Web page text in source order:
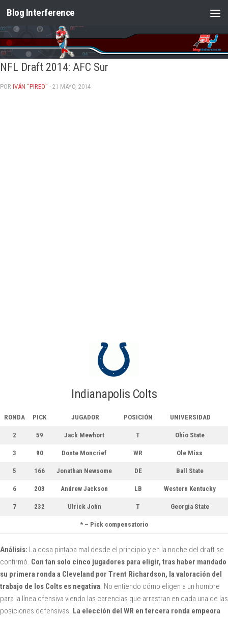
Saltar al contenido
Blog Interference
NFL Draft 2014: AFC Sur
POR IVÁN "PIREO" · 21 MAYO, 2014
Indianapolis Colts
RONDA PICK JUGADOR POSICIÓN UNIVERSIDAD
2 59 Jack Mewhort T Ohio State
3 90 Donte Moncrief WR Ole Miss
5 166 Jonathan Newsome DE Ball State
6 203 Andrew Jackson LB Western Kentucky
7 232 Ulrick John T Georgia State
* – Pick compensatorio
Análisis: La cosa pintaba mal desde el principio y en la noche del draft se
confirmó. Con tan solo cinco jugadores para eligir, tras haber mandado
su primera ronda a Cleveland por Trent Richardson, la valoración del
trabajo de los Colts es negativa. No entiendo cómo eligen a un hombre
para la línea ofensiva viendo las carencias que arrastran en cada una de las
posiciones defensivas. La elección del WR en tercera ronda empeora